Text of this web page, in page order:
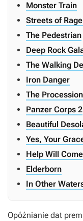
Monster Train
Streets of
The Pedestrian
Deep Rock
The Walking
Iron Danger
The
Panzer Corps 2
Beautiful
Yes, Your
Help Will
Elderborn
In Other
Opóźnianie dat